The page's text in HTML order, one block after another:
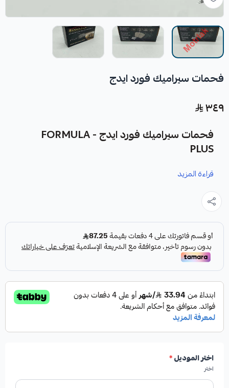
فحمات سيراميك فورد ايدج
٣٤٩
فحمات سيراميك فورد ايدج - FORMULA
PLUS
نوفر لك فحمات سيراميك فورد ايدج كقطعة غيار متينة وعالية
لتعزيز أداء نظام الفرامل في سيارتك.
مميزات المنتج:
✓فرامل أقوى واستجابة أسرع.
✓إنتاج رماد أقل يقلل من اتساخ الجنوط.
قراءة المزيد
اختر الموديل*
اختر